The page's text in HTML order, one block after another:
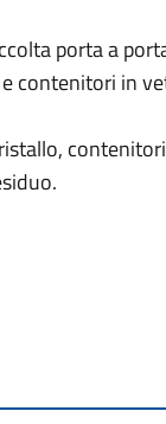
porta a
contenitori in